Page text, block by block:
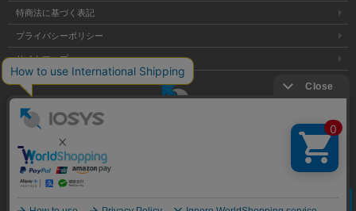
特商法に基づく表記
プライバシーポリシー
サイトマップ
Copyright © 株式会社イオシス All Rights Reserved. クリア